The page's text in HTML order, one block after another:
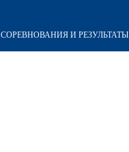
СОРЕВНОВАНИЯ И РЕЗУЛЬТАТЫ